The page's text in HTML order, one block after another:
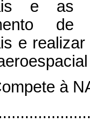
e as
e
à